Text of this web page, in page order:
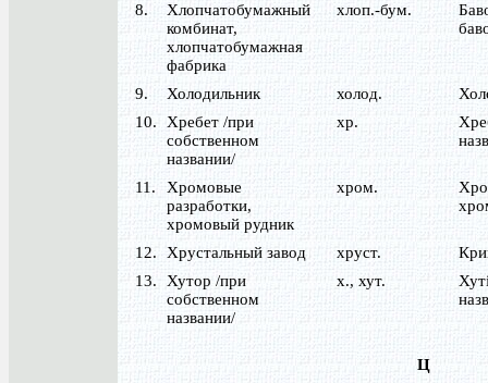
8.
Хлопчатобумажный
комбинат,
хлопчатобумажная
фабрика
хлоп.-бум.
9. Холодильник холод.
10.
Хребет /при
собственном
названии/
хр.
11.
Хромовые
разработки,
хромовый рудник
хром.
12. Хрустальный завод хруст.
13.
Хутор /при
собственном
названии/
х., хут.
Ц